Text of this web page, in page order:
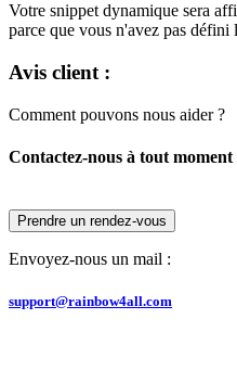
Votre snippet dynamique sera
parce que vous n'avez pas
Avis client :
Comment pouvons nous aider ?
Contactez-nous à tout moment
Prendre un rendez-vous
Envoyez-nous un mail :
support@rainbow4all.com